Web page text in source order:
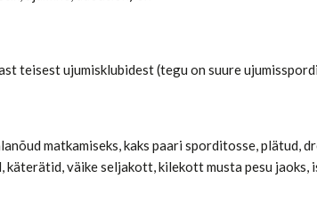
teisest ujumisklubidest (tegu on suure
matkamiseks, kaks paari sporditosse, plätud,
väike seljakott, kilekott musta pesu jaoks,